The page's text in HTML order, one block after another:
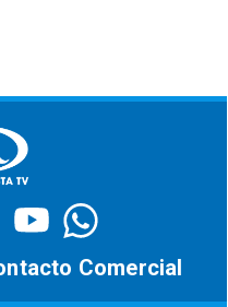
Comercial